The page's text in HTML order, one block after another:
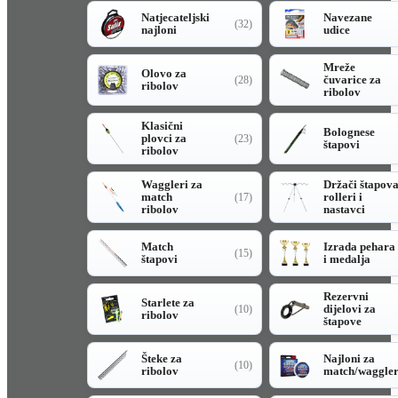
Natjecateljski
najloni
(32)
Navezane
udice
Olovo za
ribolov
(28)
Mreže
čuvarice za
ribolov
Klasični
plovci za
ribolov
(23)
Bolognese
štapovi
Waggleri za
match
ribolov
(17)
Držači štapova
rolleri i
nastavci
Match
štapovi
(15)
Izrada pehara
i medalja
Starlete za
ribolov
(10)
Rezervni
dijelovi za
štapove
Šteke za
ribolov
(10)
Najloni za
match/waggler